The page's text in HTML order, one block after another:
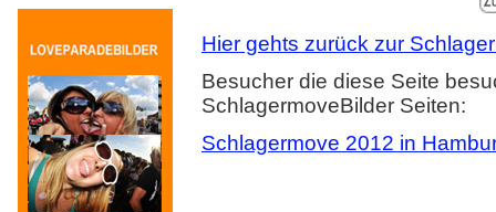
Hier gehts zurück zur
Besucher die diese Seite
SchlagermoveBilder Seiten:
Schlagermove 2012 in